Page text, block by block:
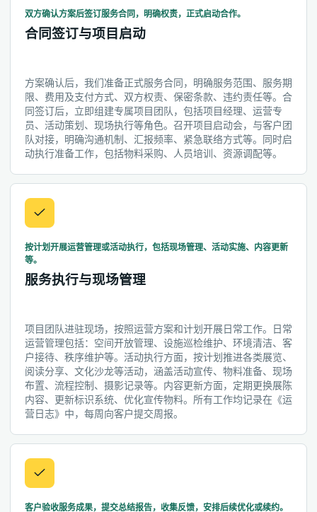
双方确认方案后签订服务合同，明确权责，正式启动合作。
合同签订与项目启动
方案确认后，我们准备正式服务合同，明确服务范围、服务期
限、费用及支付方式、双方权责、保密条款、违约责任等。合
同签订后，立即组建专属项目团队，包括项目经理、运营专
员、活动策划、现场执行等角色。召开项目启动会，与客户团
队对接，明确沟通机制、汇报频率、紧急联络方式等。同时启
动执行准备工作，包括物料采购、人员培训、资源调配等。
按计划开展运营管理或活动执行，包括现场管理、活动实施、内容更新
等。
服务执行与现场管理
项目团队进驻现场，按照运营方案和计划开展日常工作。日常
运营管理包括：空间开放管理、设施巡检维护、环境清洁、客
户接待、秩序维护等。活动执行方面，按计划推进各类展览、
阅读分享、文化沙龙等活动，涵盖活动宣传、物料准备、现场
布置、流程控制、摄影记录等。内容更新方面，定期更换展陈
内容、更新标识系统、优化宣传物料。所有工作均记录在《运
营日志》中，每周向客户提交周报。
客户验收服务成果，提交总结报告，收集反馈，安排后续优化或续约。